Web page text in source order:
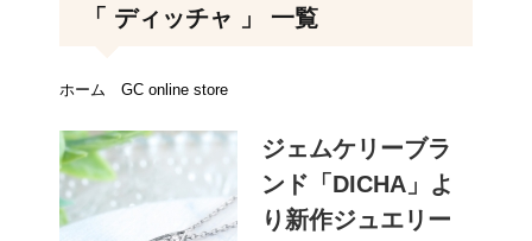
「 ディッチャ 」 一覧
ホーム GC online store
ジェムケリーブラ
ンド「DICHA」よ
り新作ジュエリー